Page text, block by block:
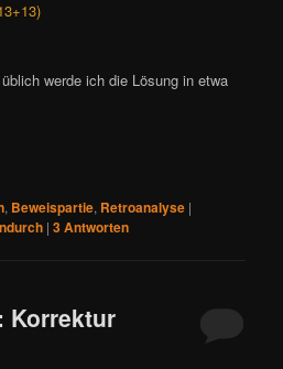
werde ich die Lösung in etwa
, Beweispartie, Retroanalyse |
|3Antworten
Korrektur